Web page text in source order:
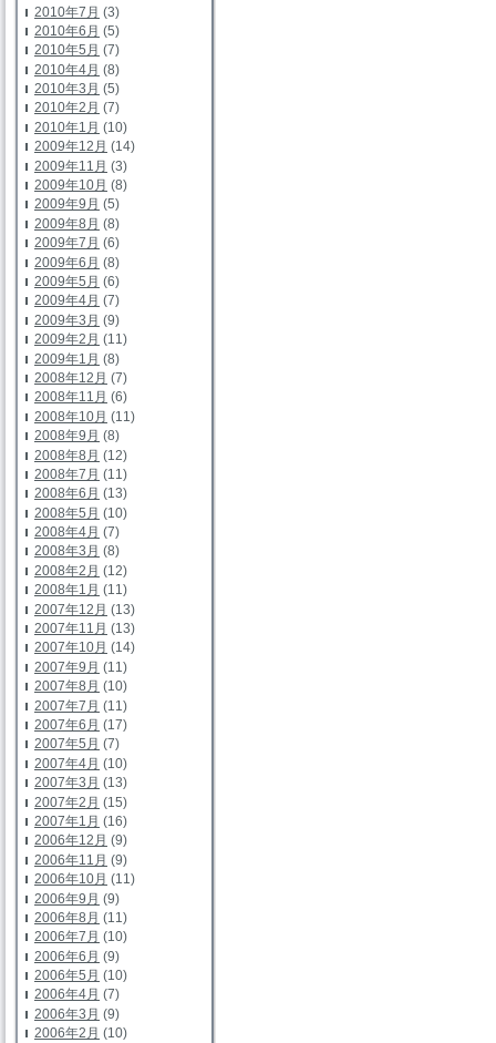
2010年7月 (3)
2010年6月 (5)
2010年5月 (7)
2010年4月 (8)
2010年3月 (5)
2010年2月 (7)
2010年1月 (10)
2009年12月 (14)
2009年11月 (3)
2009年10月 (8)
2009年9月 (5)
2009年8月 (8)
2009年7月 (6)
2009年6月 (8)
2009年5月 (6)
2009年4月 (7)
2009年3月 (9)
2009年2月 (11)
2009年1月 (8)
2008年12月 (7)
2008年11月 (6)
2008年10月 (11)
2008年9月 (8)
2008年8月 (12)
2008年7月 (11)
2008年6月 (13)
2008年5月 (10)
2008年4月 (7)
2008年3月 (8)
2008年2月 (12)
2008年1月 (11)
2007年12月 (13)
2007年11月 (13)
2007年10月 (14)
2007年9月 (11)
2007年8月 (10)
2007年7月 (11)
2007年6月 (17)
2007年5月 (7)
2007年4月 (10)
2007年3月 (13)
2007年2月 (15)
2007年1月 (16)
2006年12月 (9)
2006年11月 (9)
2006年10月 (11)
2006年9月 (9)
2006年8月 (11)
2006年7月 (10)
2006年6月 (9)
2006年5月 (10)
2006年4月 (7)
2006年3月 (9)
2006年2月 (10)